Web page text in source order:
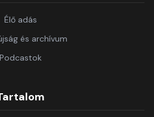
Élő adás
és archívum
Podcastok